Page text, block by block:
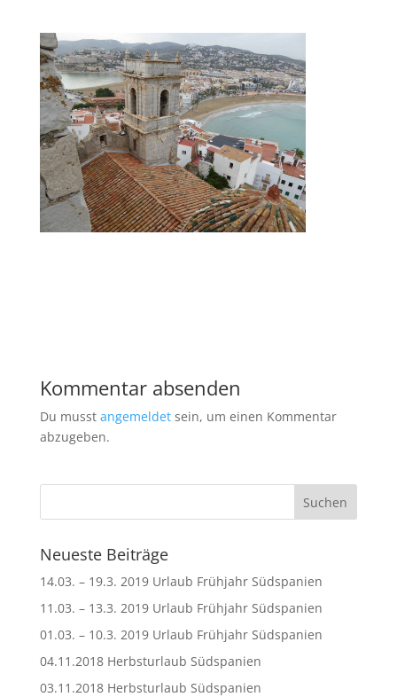
Kommentar absenden
Du musst angemeldetsein, um einen Kommentar
abzugeben.
Neueste Beiträge
14.03. – 19.3. 2019 Urlaub Frühjahr Südspanien
11.03. – 13.3. 2019 Urlaub Frühjahr Südspanien
01.03. – 10.3. 2019 Urlaub Frühjahr Südspanien
04.11.2018 Herbsturlaub Südspanien
03.11.2018 Herbsturlaub Südspanien